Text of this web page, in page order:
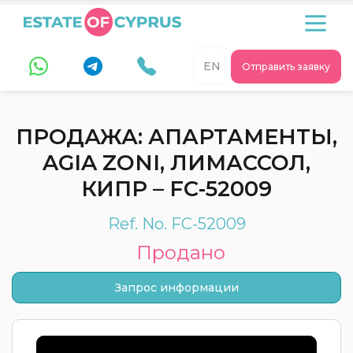
Отправить заявку
EN
ПРОДАЖА: АПАРТАМЕНТЫ,
AGIA ZONI, ЛИМАССОЛ,
КИПР – FC-52009
Ref. No. FC-52009
Продано
Запрос информации